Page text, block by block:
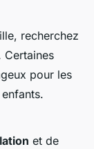
recherchez
Certaines
pour les
et de